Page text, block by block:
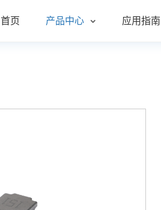
首页 产品中心
消费品
应用指南
新能源
技术文章
发展历程
招聘中心